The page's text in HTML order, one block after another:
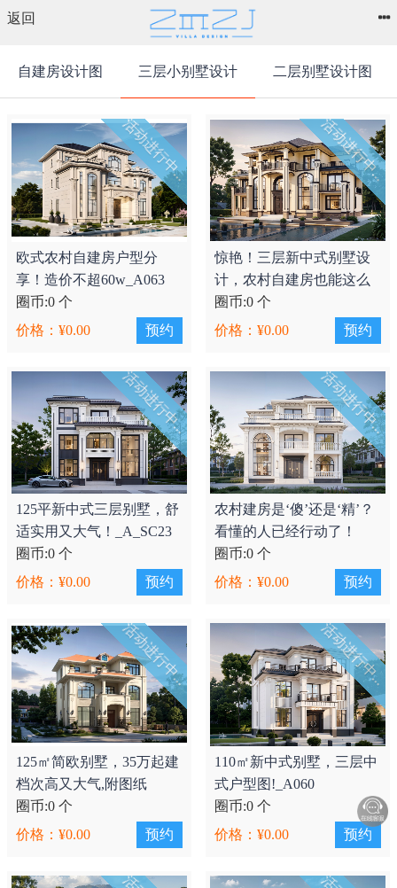
返回
自建房设计图 三层小别墅设计 二层别墅设计图
活动进行中...
欧式农村自建房户型分
享！造价不超60w_A063
圈币:0 个
价格：¥0.00
预约
活动进行中...
惊艳！三层新中式别墅设
计，农村自建房也能这么
潮！_A062
圈币:0 个
价格：¥0.00
预约
活动进行中...
125平新中式三层别墅，舒
适实用又大气！_A_SC23
圈币:0 个
价格：¥0.00
预约
活动进行中...
农村建房是‘傻’还是‘精’？
看懂的人已经行动了！
_A_SC24
圈币:0 个
价格：¥0.00
预约
活动进行中...
125㎡简欧别墅，35万起建
档次高又大气,附图纸
_P303
圈币:0 个
价格：¥0.00
预约
活动进行中...
110㎡新中式别墅，三层中
式户型图!_A060
圈币:0 个
价格：¥0.00
预约